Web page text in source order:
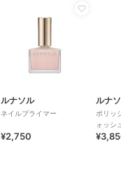
ルナソル
ネイルプライマー
¥2,750
ルナ
ポリッ
ォッシ